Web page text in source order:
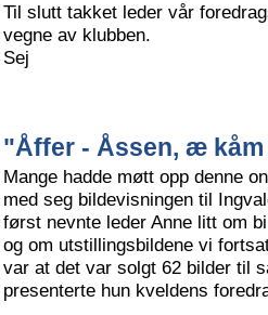
Til slutt takket leder vår
vegne av klubben.
Sej
"Åffer - Åssen, æ
Mange hadde møtt opp denne
med seg bildevisningen til
først nevnte leder Anne litt om
og om utstillingsbildene vi
var at det var solgt 62 bilder til
presenterte hun kveldens